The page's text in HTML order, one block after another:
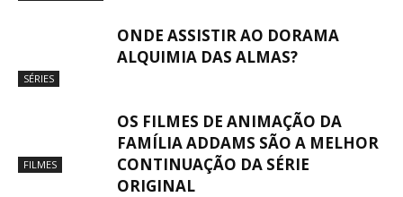
SÉRIES
ONDE ASSISTIR AO DORAMA
ALQUIMIA DAS ALMAS?
FILMES
OS FILMES DE ANIMAÇÃO DA
FAMÍLIA ADDAMS SÃO A MELHOR
CONTINUAÇÃO DA SÉRIE
ORIGINAL